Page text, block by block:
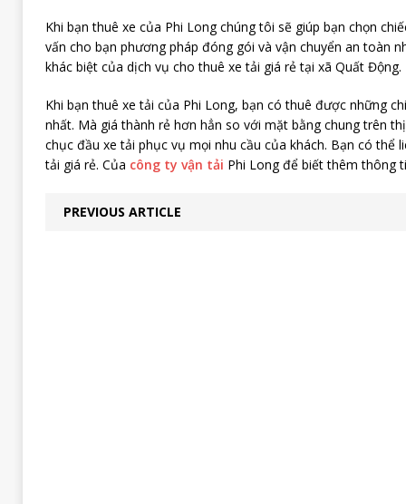
Khi bạn thuê xe của Phi Long chúng tôi sẽ giúp bạn chọn
vấn cho bạn phương pháp đóng gói và vận chuyển an toàn
khác biệt của dịch vụ cho thuê xe tải giá rẻ tại xã Quất Động.
Khi bạn thuê xe tải của Phi Long, bạn có thuê được những
nhất. Mà giá thành rẻ hơn hẳn so với mặt bằng chung trên
chục đầu xe tải phục vụ mọi nhu cầu của khách. Bạn có thể
tải giá rẻ. Của công ty vận tải Phi Long để biết thêm thông
PREVIOUS ARTICLE